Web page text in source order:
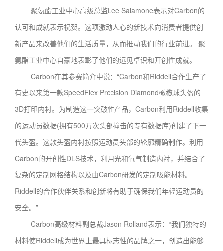
聚氨酯工业中心高级总监Lee Salamone表示对Carbon的
认可和成就表示祝贺。这项激动人心的新技术向消费者提供创
新产品来改善他们的生活质量，从而推动我们的行业前进。 聚
氨酯工业中心自豪地表彰了他们的远见卓识和开创性成就。
Carbon在其参赛简介中说：“Carbon和Riddell合作生产了
有史以来第一款SpeedFlex Precision Diamond橄榄球头盔的
3D打印内衬。为制造这一突破性产品，Carbon利用Riddell收集
的运动员数据(拥有500万次头部撞击的专有数据库)创建了下一
代头盔。这款头盔内衬按照运动员头部的轮廓精确制作。利用
Carbon的开创性DLS技术，利用光和氧气制造内衬，并结合了
复杂的定制网格结构以及由Carbon研发的定制吸能材料。
Riddell的合作伙伴关系和创新将有助于确保我们年轻运动员的
安全。”
Carbon高级材料副总裁Jason Rolland表示：“我们独特的
材料使Riddell成为世界上最具标志性的品牌之一，创造出能够